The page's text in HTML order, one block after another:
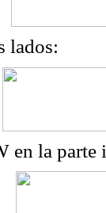
lados:
en la parte